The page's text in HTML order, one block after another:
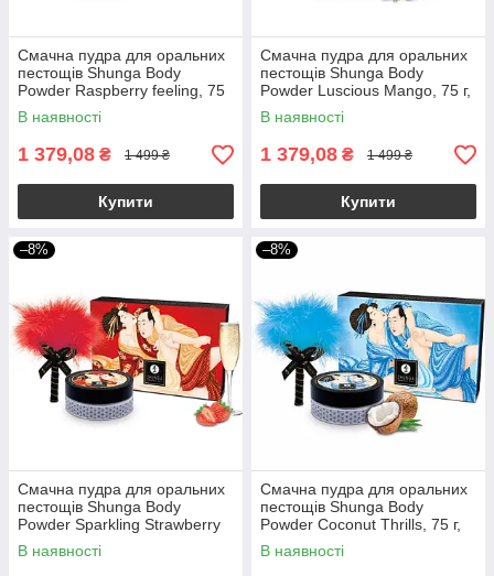
Смачна пудра для оральних
пестощів Shunga Body
Powder Raspberry feeling, 75
г, аромат малини
В наявності
1 379,08 ₴ 1 499 ₴
Купити
Смачна пудра для оральних
пестощів Shunga Body
Powder Luscious Mango, 75 г,
аромат манго
В наявності
1 379,08 ₴ 1 499 ₴
Купити
–8%
Смачна пудра для оральних
пестощів Shunga Body
Powder Sparkling Strawberry
Wine, 75 г, аромат полуниці
В наявності
–8%
Смачна пудра для оральних
пестощів Shunga Body
Powder Coconut Thrills, 75 г,
аромат кокоса
В наявності